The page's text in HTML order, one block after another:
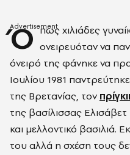
Ό πως χιλιάδες
ονειρευόταν να
όνειρό της φάνηκε να
Ιουλίου 1981
της Βρετανίας, τον
της βασίλισσας Ελισάβετ
και μελλοντικό βασιλιά.
του αλλά η σχέση τους